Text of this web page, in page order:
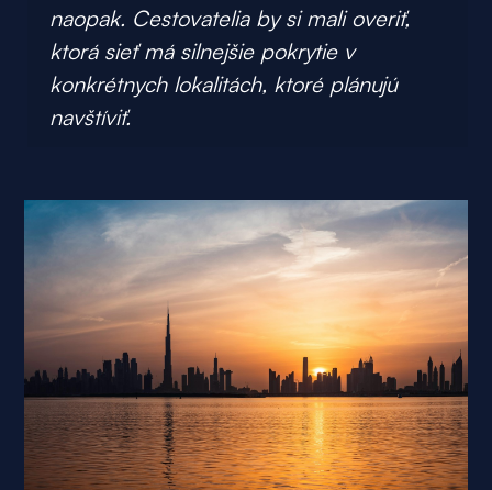
naopak. Cestovatelia by si mali overiť,
ktorá sieť má silnejšie pokrytie v
konkrétnych lokalitách, ktoré plánujú
navštíviť.